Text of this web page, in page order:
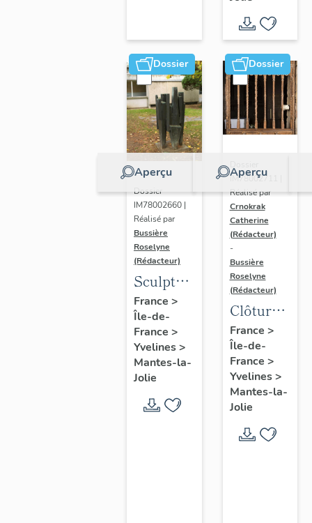
Dossier
Aperçu
Dossier
IM78002660 |
Réalisé par
Bussière
Roselyne
(Rédacteur)
Sculpture
: la
Ronde
France >
Île-de-
France >
Yvelines>
Mantes-la-
Jolie
Dossier
Aperçu
IM78002711 |
Réalisé par
Crnokrak
Catherine
(Rédacteur)
-
Bussière
Roselyne
(Rédacteur)
Clôture
de
chœur
France >
Île-de-
France >
Yvelines>
Mantes-la-
Jolie